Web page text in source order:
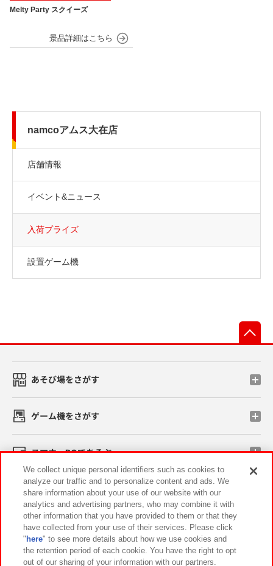
Melty Party スクイーズ
namcoアムス大在店
店舗情報
イベント&ニュース
入荷プライズ
設置ゲーム機
あそび場をさがす
ゲーム機をさがす
スマホ・PCであそぶ
イベント・キャンペーン
関連会社 サステナビリティ サイトポリシー
We collect unique personal identifiers such as cookies to
analyze our traffic and to personalize content and ads. We
share information about your use of our website with our
analytics and advertising partners, who may combine it with
other information that you have provided to them or that they
have collected from your use of their services. Please click
" here" to see more details about how we use cookies and
the retention period of each cookie. You have the right to opt
out of our sharing of your information with our partners.